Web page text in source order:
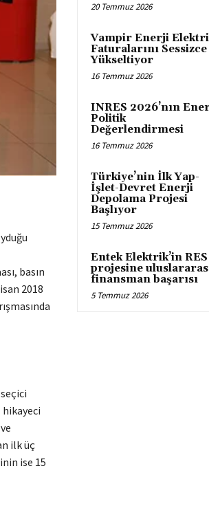
basın
2018
ilk üç
ise 15
20 Temmuz 2026
Vampir Enerji
Faturalarını Sessizce
Yükseltiyor
16 Temmuz 2026
INRES 2026’nın
Politik
Değerlendirmesi
16 Temmuz 2026
Türkiye’nin İlk Yap-
İşlet-Devret Enerji
Depolama Projesi
Başlıyor
15 Temmuz 2026
Entek Elektrik’in RES
projesine
finansman başarısı
5 Temmuz 2026